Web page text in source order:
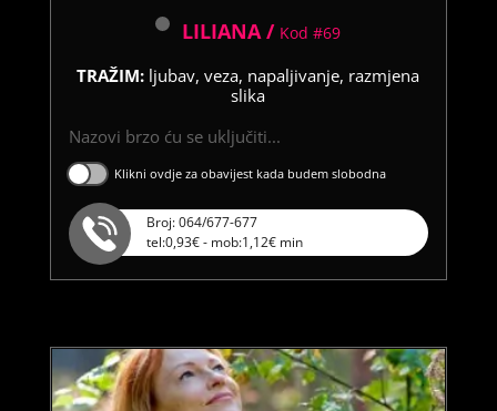
LILIANA / Kod #69
TRAŽIM: ljubav, veza, napaljivanje, razmjena
slika
Nazovi brzo ću se uključiti...
Klikni ovdje za obavijest kada budem slobodna
Broj: 064/677-677
tel:0,93€ - mob:1,12€ min